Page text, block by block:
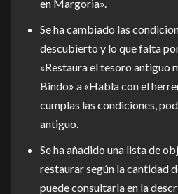
en Margoria».
Se ha cambiado las
descubierto y lo que falta
«Restaura el tesoro antiguo
Bindo» a «Habla con el
cumplas las condiciones,
antiguo.
Se ha añadido una lista de
restaurar según la cantidad
puede consultarla en la